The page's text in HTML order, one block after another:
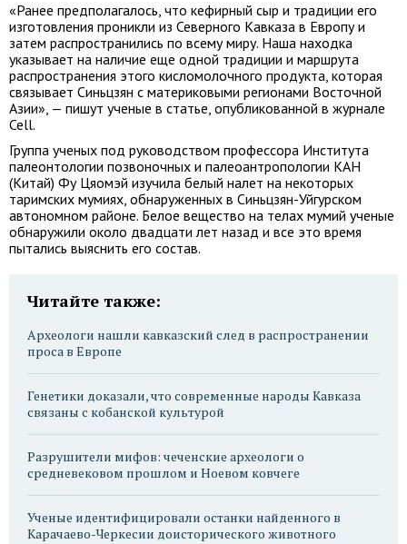
«Ранее предполагалось, что кефирный сыр и традиции его
изготовления проникли из Северного Кавказа в Европу и
затем распространились по всему миру. Наша находка
указывает на наличие еще одной традиции и маршрута
распространения этого кисломолочного продукта, которая
связывает Синьцзян с материковыми регионами Восточной
Азии», — пишут ученые в статье, опубликованной в журнале
Cell.
Группа ученых под руководством профессора Института
палеонтологии позвоночных и палеоантропологии КАН
(Китай) Фу Цяомэй изучила белый налет на некоторых
таримских мумиях, обнаруженных в Синьцзян-Уйгурском
автономном районе. Белое вещество на телах мумий ученые
обнаружили около двадцати лет назад и все это время
пытались выяснить его состав.
Читайте также:
Археологи нашли кавказский след в распространении
проса в Европе
Генетики доказали, что современные народы Кавказа
связаны с кобанской культурой
Разрушители мифов: чеченские археологи о
средневековом прошлом и Ноевом ковчеге
Ученые идентифицировали останки найденного в
Карачаево-Черкесии доисторического животного